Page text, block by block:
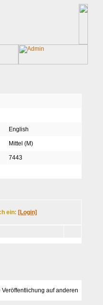
English
Mittel (M)
7443
ein: [Login]
auf anderen